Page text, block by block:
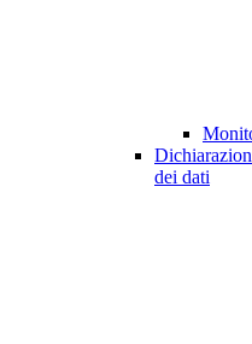
dei dati